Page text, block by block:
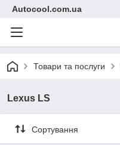
Autocool.com.ua
Товари та послуги
Lexus LS
Сортування